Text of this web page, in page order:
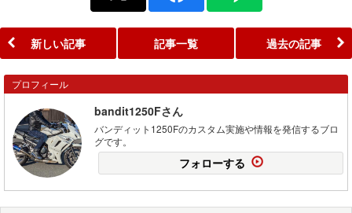
新しい記事 記事一覧 過去の記事
プロフィール
bandit1250Fさん
バンディット1250Fのカスタム実施や情報を発信するブロ
グです。
フォローする